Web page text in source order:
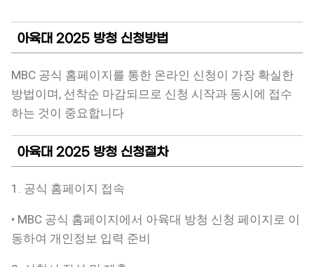
아육대 2025 방청 신청방법
MBC 공식 홈페이지를 통한 온라인 신청이 가장 확실한
방법이며, 선착순 마감되므로 신청 시작과 동시에 접수
하는 것이 중요합니다
아육대 2025 방청 신청절차
1. 공식 홈페이지 접속
• MBC 공식 홈페이지에서 아육대 방청 신청 페이지로 이
동하여 개인정보 입력 준비